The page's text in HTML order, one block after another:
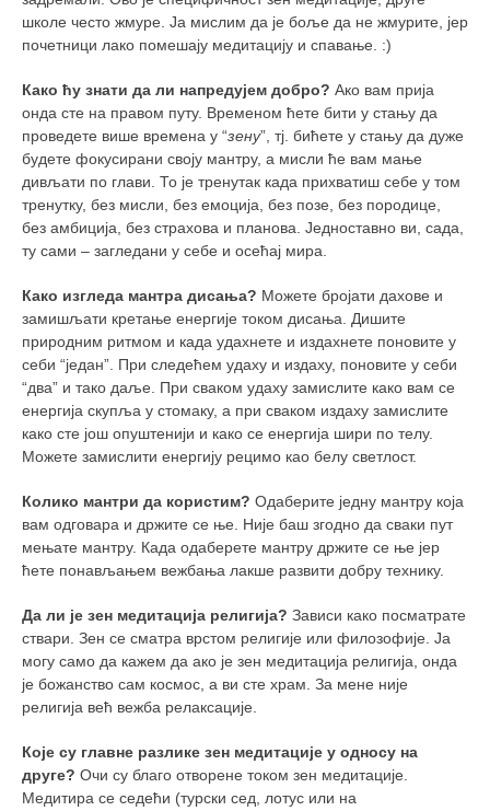
школе често жмуре. Ја мислим да је боље да не жмурите, јер
почетници лако помешају медитацију и спавање. :)
Како ћу знати да ли напредујем добро? Ако вам прија
онда сте на правом путу. Временом ћете бити у стању да
проведете више времена у “зену”, тј. бићете у стању да дуже
будете фокусирани своју мантру, а мисли ће вам мање
дивљати по глави. То је тренутак када прихватиш себе у том
тренутку, без мисли, без емоција, без позе, без породице,
без амбиција, без страхова и планова. Једноставно ви, сада,
ту сами – загледани у себе и осећај мира.
Како изгледа мантра дисања? Можете бројати дахове и
замишљати кретање енергије током дисања. Дишите
природним ритмом и када удахнете и издахнете поновите у
себи “један”. При следећем удаху и издаху, поновите у себи
“два” и тако даље. При сваком удаху замислите како вам се
енергија скупља у стомаку, а при сваком издаху замислите
како сте још опуштенији и како се енергија шири по телу.
Можете замислити енергију рецимо као белу светлост.
Колико мантри да користим? Одаберите једну мантру која
вам одговара и држите се ње. Није баш згодно да сваки пут
мењате мантру. Када одаберете мантру држите се ње јер
ћете понављањем вежбања лакше развити добру технику.
Да ли је зен медитација религија? Зависи како посматрате
ствари. Зен се сматра врстом религије или филозофије. Ја
могу само да кажем да ако је зен медитација религија, онда
је божанство сам космос, а ви сте храм. За мене није
религија већ вежба релаксације.
Које су главне разлике зен медитације у односу на
друге? Очи су благо отворене током зен медитације.
Медитира се седећи (турски сед, лотус или на